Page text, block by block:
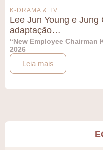
K-DRAMA & TV
Lee Jun Young e
adaptação…
“New Employee Chairman
2026
Leia mais